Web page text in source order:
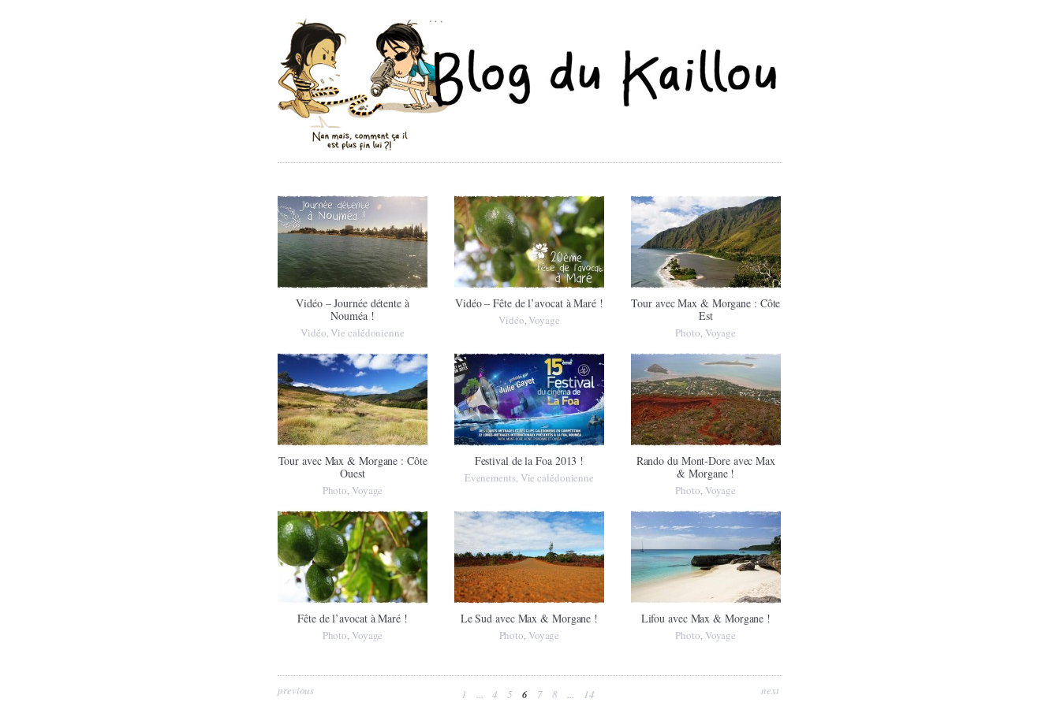
Vidéo – Journée détente à
Nouméa !
Vidéo Vie calédonienne
Vidéo – Fête de l’avocat à Maré !
Vidéo Voyage
Tour avec Max & Morgane : Côte
Est
Photo Voyage
Tour avec Max & Morgane : Côte
Ouest
Photo Voyage
Festival de la Foa 2013 !
Evenements, Vie calédonienne
Rando du Mont-Dore avec Max
& Morgane !
Photo Voyage
Fête de l’avocat à Maré !
Photo Voyage
Le Sud avec Max & Morgane !
Photo Voyage
Lifou avec Max & Morgane !
Photo Voyage
previous 1 ... 4 5 6 7 8 ... 14 next